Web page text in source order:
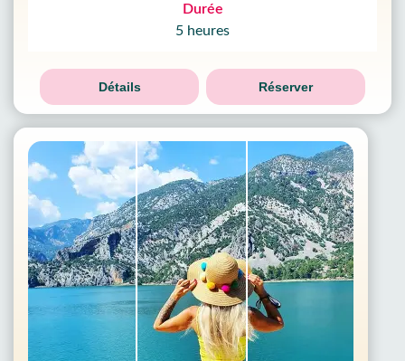
Durée
5 heures
Détails Réserver